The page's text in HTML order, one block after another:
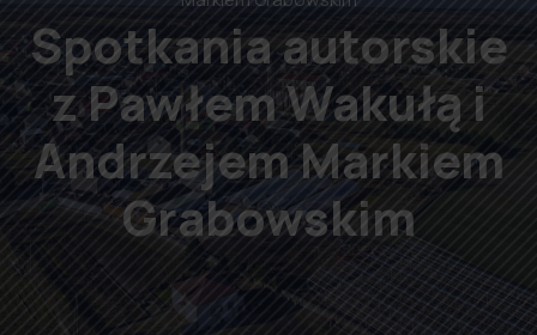
Spotkania autorskie
z Pawłem Wakułą i
Andrzejem Markiem
Grabowskim